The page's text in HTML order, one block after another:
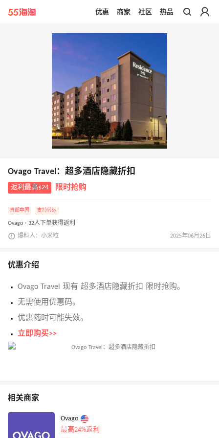
带你去官网买正品
优惠 商家 社区 热品
Ovago Travel：超多酒店隐藏折扣
返利最高$24 限时抢购
直邮中国 支持转运
Ovago · 32人下单获得返利
爆料人：小米粒 2025年06月26日
优惠介绍
Ovago Travel 现有 超多酒店隐藏折扣 限时抢购。
无需使用优惠码。
优惠随时可能失效。
立即购买>>
相关商家
Ovago
最高24%返利